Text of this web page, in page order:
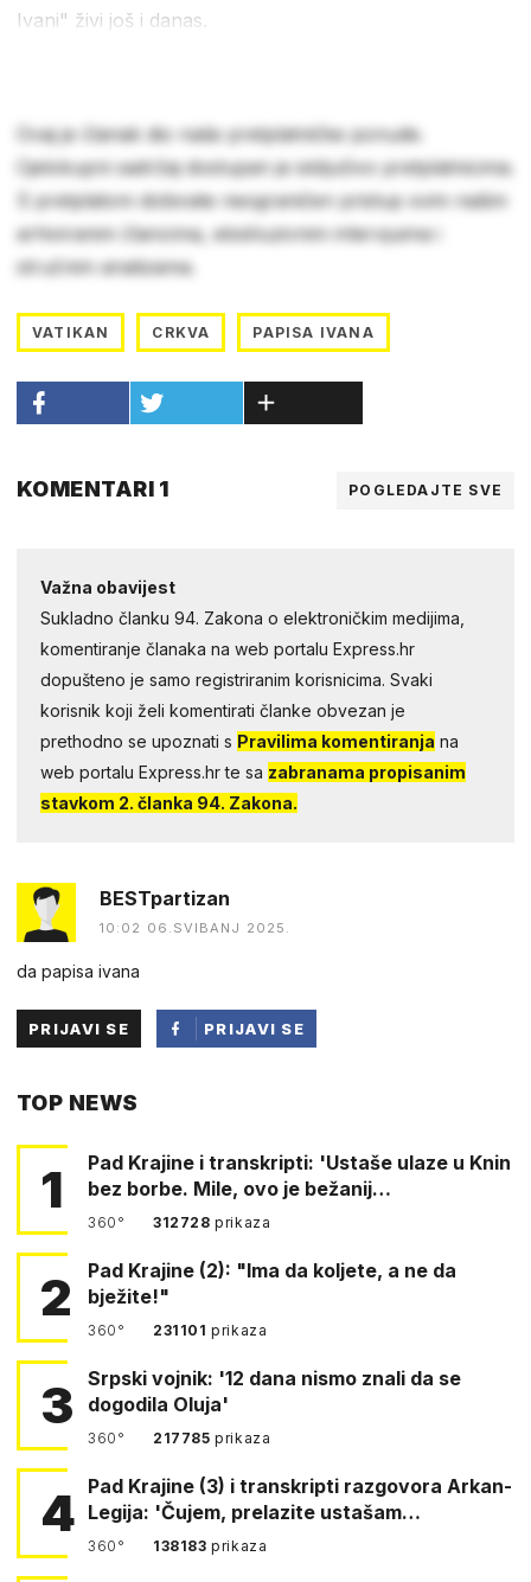
Ivani" živi još i danas.
Ovaj je članak dio naše pretplatničke ponude.
Cjelokupni sadržaj dostupan je isključivo pretplatnicima.
S pretplatom dobivate neograničen pristup svim našim
arhiviranim člancima, ekskluzivnim intervjuima i
stručnim analizama.
VATIKAN CRKVA PAPISA IVANA
KOMENTARI 1 POGLEDAJTE SVE
Važna obavijest
Sukladno članku 94. Zakona o elektroničkim medijima,
komentiranje članaka na web portalu Express.hr
dopušteno je samo registriranim korisnicima. Svaki
korisnik koji želi komentirati članke obvezan je
prethodno se upoznati s Pravilima komentiranja na
web portalu Express.hr te sa zabranama propisanim
stavkom 2. članka 94. Zakona.
BESTpartizan
10:02 06.SVIBANJ 2025.
da papisa ivana
PRIJAVI SE
PRIJAVI SE
TOP NEWS
1
Pad Krajine i transkripti: 'Ustaše ulaze u Knin
bez borbe. Mile, ovo je bežanij…
360° 312728prikaza
2
Pad Krajine (2): "Ima da koljete, a ne da
bježite!"
360° 231101prikaza
3
Srpski vojnik: '12 dana nismo znali da se
dogodila Oluja'
360° 217785prikaza
4 Pad Krajine (3) i transkripti razgovora Arkan-
Legija: 'Čujem, prelazite ustašam…
360° 138183prikaza